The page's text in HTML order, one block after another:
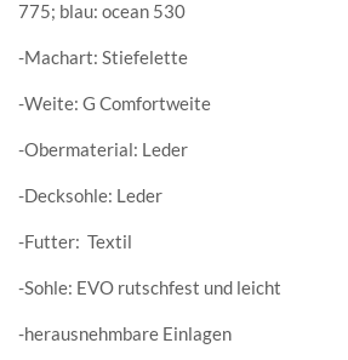
775; blau: ocean 530
-Machart: Stiefelette
-Weite: G Comfortweite
-Obermaterial: Leder
-Decksohle: Leder
-Futter: Textil
-Sohle: EVO rutschfest und leicht
-herausnehmbare Einlagen